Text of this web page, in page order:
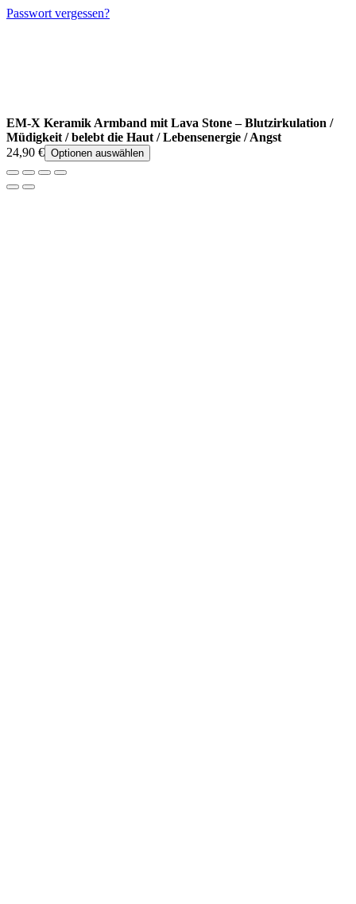
Passwort vergessen?
EM-X Keramik Armband mit Lava Stone – Blutzirkulation /
Müdigkeit / belebt die Haut / Lebensenergie / Angst
24,90 € Optionen auswählen